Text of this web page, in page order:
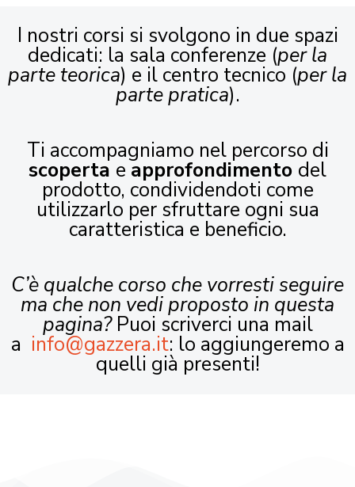
I nostri corsi si svolgono in due spazi
dedicati: la sala conferenze (per la
parte teorica) e il centro tecnico (per la
parte pratica).
Ti accompagniamo nel percorso di
scoperta e approfondimento del
prodotto, condividendoti come
utilizzarlo per sfruttare ogni sua
caratteristica e beneficio.
C’è qualche corso che vorresti seguire
ma che non vedi proposto in questa
pagina?Puoi scriverci una mail
a info@gazzera.it: lo aggiungeremo a
quelli già presenti!